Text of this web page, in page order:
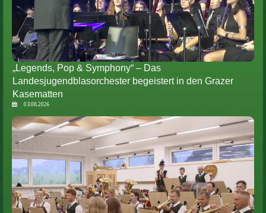
„Legends, Pop & Symphony“ – Das
Landesjugendblasorchester begeistert in den Grazer
Kasematten
03.08.2026